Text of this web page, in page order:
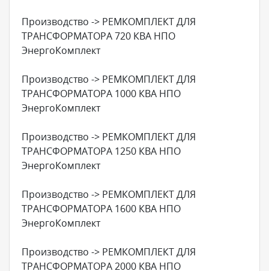
Производство -> РЕМКОМПЛЕКТ ДЛЯ
ТРАНСФОРМАТОРА 720 КВА НПО
ЭнергоКомплект
Производство -> РЕМКОМПЛЕКТ ДЛЯ
ТРАНСФОРМАТОРА 1000 КВА НПО
ЭнергоКомплект
Производство -> РЕМКОМПЛЕКТ ДЛЯ
ТРАНСФОРМАТОРА 1250 КВА НПО
ЭнергоКомплект
Производство -> РЕМКОМПЛЕКТ ДЛЯ
ТРАНСФОРМАТОРА 1600 КВА НПО
ЭнергоКомплект
Производство -> РЕМКОМПЛЕКТ ДЛЯ
ТРАНСФОРМАТОРА 2000 КВА НПО